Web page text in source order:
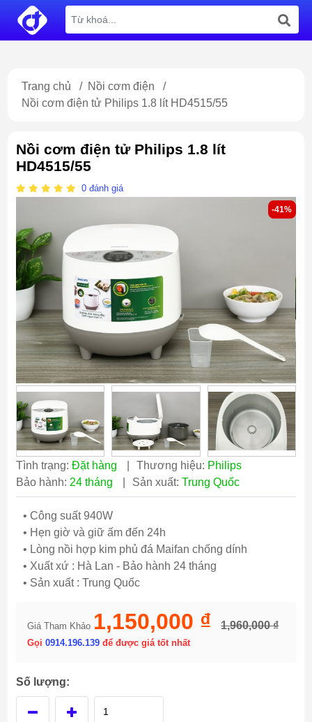
Trang chủ / Nồi cơm điện
/
Nồi cơm điện tử Philips 1.8 lít HD4515/55
Nồi cơm điện tử Philips 1.8 lít
HD4515/55
0đánh giá
-41%
Tình trạng:Đặt hàng Thương hiệu: Philips
Bảo hành: 24 tháng Sản xuất:Trung Quốc
• Công suất 940W
• Hẹn giờ và giữ ấm đến 24h
• Lòng nồi hợp kim phủ đá Maifan chống dính
• Xuất xứ : Hà Lan - Bảo hành 24 tháng
• Sản xuất : Trung Quốc
Giá Tham Khảo 1,150,000 ₫ 1,960,000 ₫
Gọi0914.196.139để được giá tốt nhất
Số lượng: